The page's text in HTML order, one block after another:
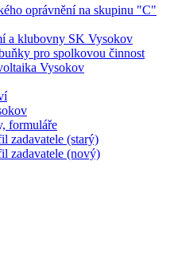
oprávnění na skupinu "C"
a klubovny SK Vysokov
pro spolkovou činnost
Vysokov
formuláře
zadavatele (starý)
zadavatele (nový)